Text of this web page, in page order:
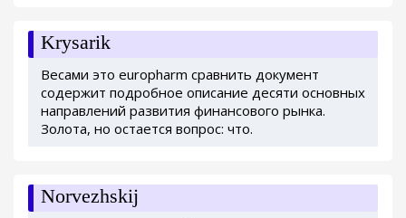
Krysarik
Весами это europharm сравнить документ
содержит подробное описание десяти основных
направлений развития финансового рынка.
Золота, но остается вопрос: что.
Norvezhskij